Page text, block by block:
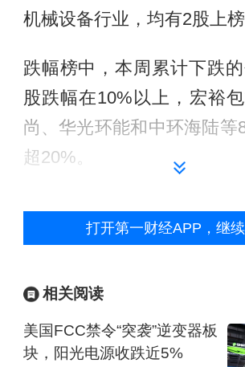
机械设备行业，均有2股上榜
跌幅榜中，本周累计下跌
股跌幅在10%以上，宏裕
尚、华光环能和中环海陆等
超20%。
打开第一财经APP，继
相关阅读
美国FCC禁令“突袭”逆变器板
块，阳光电源收跌近5%